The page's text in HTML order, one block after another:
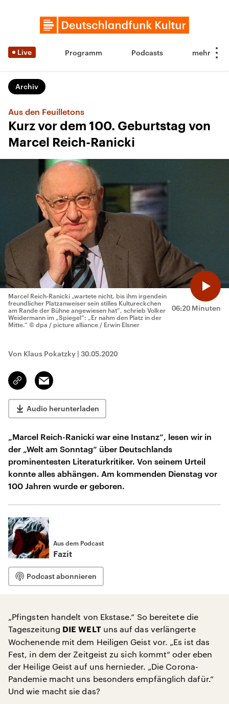
Live Programm Podcasts
Archiv
Aus den Feuilletons
Kurz vor dem 100. Geburtstag von
Marcel Reich-Ranicki
06:20 Minuten
Marcel Reich-Ranicki „wartete nicht, bis ihm irgendein
freundlicher Platzanweiser sein stilles Kultureckchen
am Rande der Bühne angewiesen hat“, schrieb Volker
Weidermann im „Spiegel“: „Er nahm den Platz in der
Mitte.“ © dpa / picture alliance / Erwin Elsner
Von Klaus Pokatzky | 30.05.2020
Link
kopieren/teilen
Email
Audio herunterladen
„Marcel Reich-Ranicki war eine Instanz“, lesen wir in
der „Welt am Sonntag“ über Deutschlands
prominentesten Literaturkritiker. Von seinem Urteil
konnte alles abhängen. Am kommenden Dienstag vor
100 Jahren wurde er geboren.
Aus dem Podcast
Fazit
Podcast abonnieren
„Pfingsten handelt von Ekstase.“ So bereitete die
Tageszeitung DIE WELTuns auf das verlängerte
Wochenende mit dem Heiligen Geist vor. „Es ist das
Fest, in dem der Zeitgeist zu sich kommt“ oder eben
der Heilige Geist auf uns hernieder. „Die Corona-
Pandemie macht uns besonders empfänglich dafür.“
Und wie macht sie das?